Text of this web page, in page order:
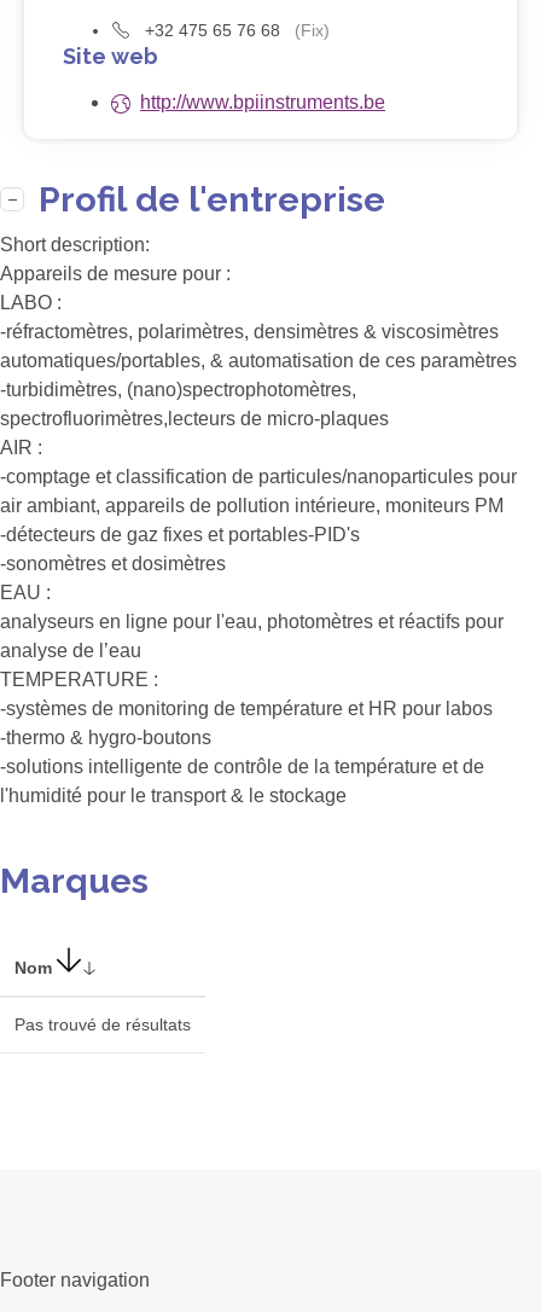
+32 475 65 76 68 (Fix)
Site web
http://www.bpiinstruments.be
Profil de l'entreprise
Short description:
Appareils de mesure pour :
LABO :
-réfractomètres, polarimètres, densimètres & viscosimètres
automatiques/portables, & automatisation de ces paramètres
-turbidimètres, (nano)spectrophotomètres,
spectrofluorimètres,lecteurs de micro-plaques
AIR :
-comptage et classification de particules/nanoparticules pour
air ambiant, appareils de pollution intérieure, moniteurs PM
-détecteurs de gaz fixes et portables-PID's
-sonomètres et dosimètres
EAU :
analyseurs en ligne pour l'eau, photomètres et réactifs pour
analyse de l’eau
TEMPERATURE :
-systèmes de monitoring de température et HR pour labos
-thermo & hygro-boutons
-solutions intelligente de contrôle de la température et de
l'humidité pour le transport & le stockage
Marques
Nom
Pas trouvé de résultats
Footer navigation